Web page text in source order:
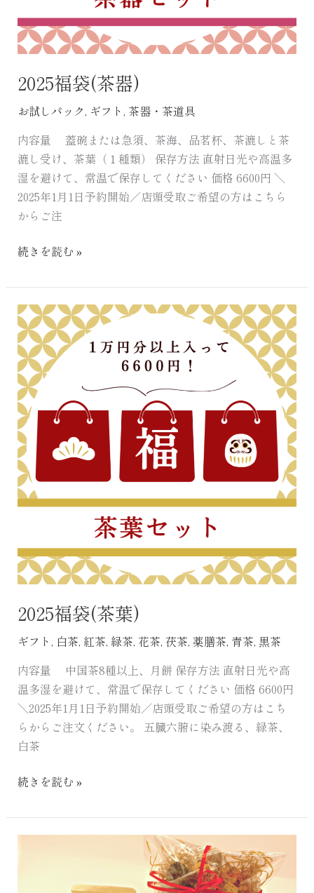
2025福袋(茶器)
お試しパック, ギフト, 茶器・茶道具
内容量 蓋碗または急須、茶海、品茗杯、茶漉しと茶
漉し受け、茶葉（１種類） 保存方法 直射日光や高温多
湿を避けて、常温で保存してください 価格 6600円 ＼
2025年1月1日予約開始／店頭受取ご希望の方はこちら
からご注
続きを読む »
2025福袋(茶葉)
ギフト, 白茶, 紅茶, 緑茶, 花茶, 茯茶, 薬膳茶, 青茶, 黒茶
内容量 中国茶8種以上、月餅 保存方法 直射日光や高
温多湿を避けて、常温で保存してください 価格 6600円
＼2025年1月1日予約開始／店頭受取ご希望の方はこち
らからご注文ください。 五臓六腑に染み渡る、緑茶、
白茶
2025
福
袋
(茶
葉)
続きを読む »